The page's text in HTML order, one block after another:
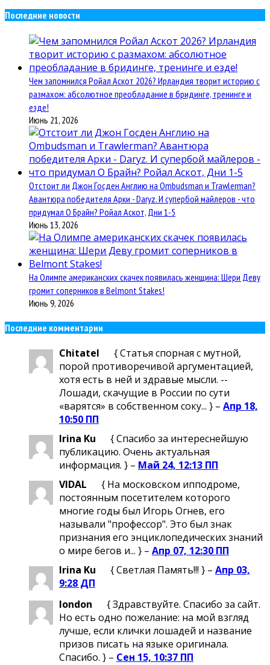
Последние новости
Чем запомнился Ройал Аскот 2026? Ирландия творит историю с
размахом: абсолютное преобладание в бридинге, тренинге и
езде!
Июнь 21, 2026
Отстоит ли Джон Госден Англию на Ombudsman и Trawlerman?
Авантюра победителя Арки - Daryz. И супербой майлеров - что
придумал О Брайн? Ройал Аскот, Дни 1-5
Июнь 13, 2026
На Олимпе американских скачек появилась женщина: Шери Деву
громит соперников в Belmont Stakes!
Июнь 9, 2026
Последние комментарии
Chitatel
{ Статья спорная с мутной,
порой противоречивой аргументацией,
хотя есть в ней и здравые мысли. --
Лошади, скачущие в России по сути
«варятся» в собственном соку... } – Апр 18,
10:50 ПП
Irina Ku
{ Спасибо за интереснейшую
публикацию. Очень актуальная
информация. } – Май 24, 12:13 ПП
VIDAL
{ На московском ипподроме,
постоянным посетителем которого
многие годы был Игорь Огнев, его
называли "профессор". Это был знак
признания его энциклопедических знаний
о мире бегов и... } – Апр 07, 12:30 ПП
Irina Ku
{ Светлая Память!!! } – Апр 03,
9:28 ДП
london
{ Здравствуйте. Спасибо за сайт.
Но есть одно пожелание: на мой взгляд
лучше, если клички лошадей и название
призов писать на языке оригинала.
Спасибо. } – Сен 15, 10:37 ПП